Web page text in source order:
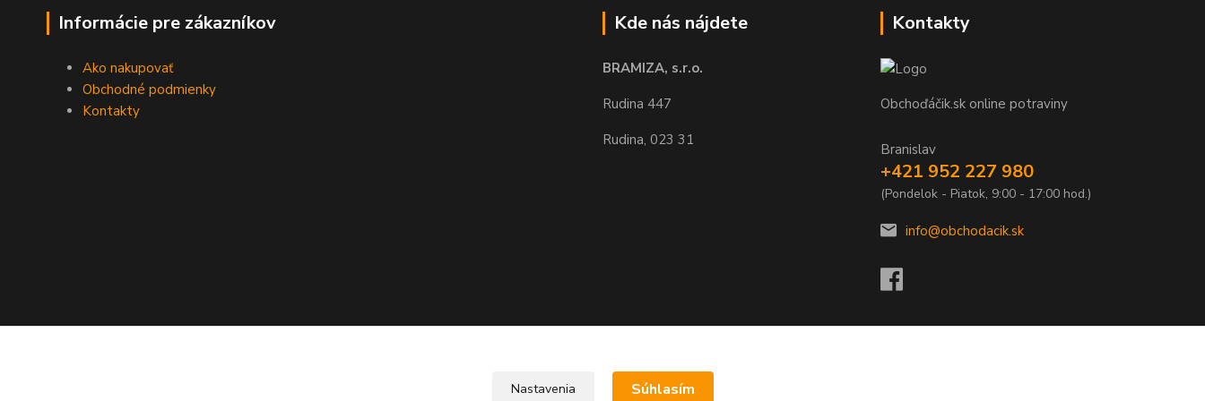
Informácie pre zákazníkov
Ako nakupovať
Obchodné podmienky
Kontakty
Kde nás nájdete
BRAMIZA, s.r.o.
Rudina 447
Rudina, 023 31
Kontakty
Obchoďáčik.sk online potraviny
Branislav
+421 952 227 980
(Pondelok - Piatok, 9:00 - 17:00 hod.)
info@obchodacik.sk
Upravit sběr cookies.
Nastavenia Súhlasím